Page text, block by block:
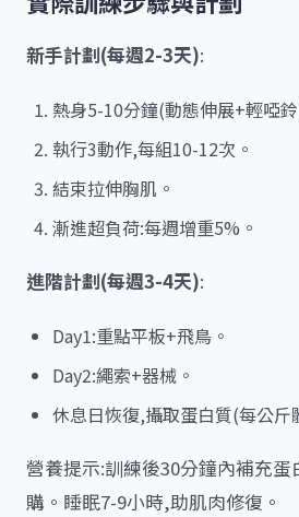
新手計劃(每週2-3天):
熱身5-10分鐘(動態伸展+輕啞鈴
執行3動作,每組10-12次。
結束拉伸胸肌。
漸進超負荷:每週增重5%。
進階計劃(每週3-4天):
Day1:重點平板+飛鳥。
Day2:繩索+器械。
休息日恢復,攝取蛋白質(每公斤
營養提示:訓練後30分鐘內補充
購。睡眠7-9小時,助肌肉修復。